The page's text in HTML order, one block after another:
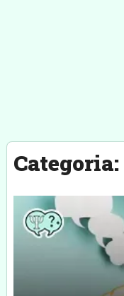
Categoria: